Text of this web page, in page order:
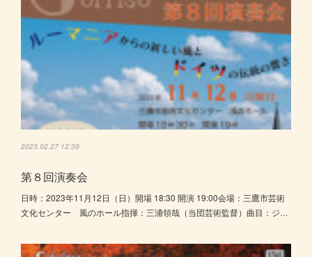
2023.02.27 12:39
第８回演奏会
日時：2023年11月12日（日）開場 18:30 開演 19:00会場：三鷹市芸術
文化センター 風のホール指揮：三浦領哉（当団芸術監督）曲目：ジ…